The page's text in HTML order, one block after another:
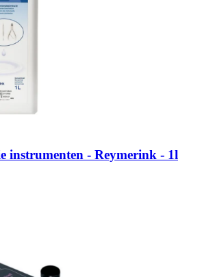
instrumenten - Reymerink - 1l